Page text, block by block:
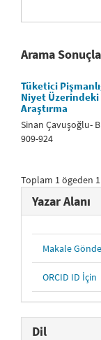
Arama
Tüketici
Niyet
Araştırma
Sinan Çavuşoğlu-
909-924
Toplam 1 ögeden 1
Yazar Alanı
Makale
ORCID ID İçin
Dil